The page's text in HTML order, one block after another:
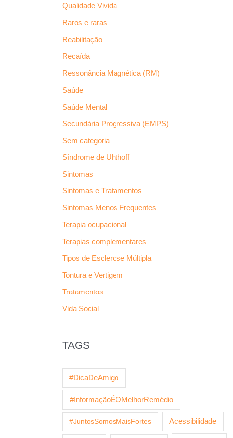
Qualidade Vivida
Raros e raras
Reabilitação
Recaída
Ressonância Magnética (RM)
Saúde
Saúde Mental
Secundária Progressiva (EMPS)
Sem categoria
Síndrome de Uhthoff
Sintomas
Sintomas e Tratamentos
Sintomas Menos Frequentes
Terapia ocupacional
Terapias complementares
Tipos de Esclerose Múltipla
Tontura e Vertigem
Tratamentos
Vida Social
TAGS
#DicaDeAmigo
#InformaçãoÉOMelhorRemédio
#JuntosSomosMaisFortes Acessibilidade